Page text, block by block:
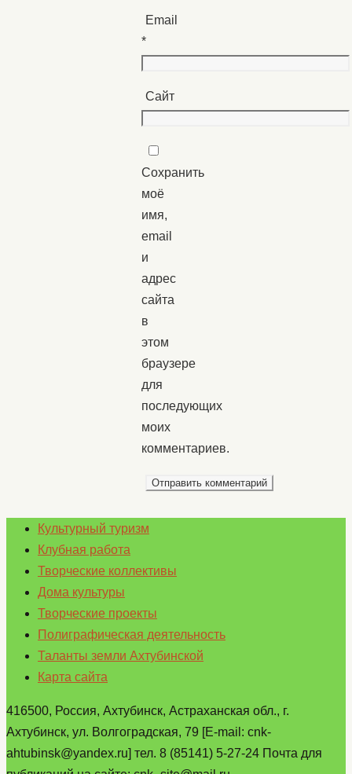
Email
*
Сайт
Сохранить
моё
имя,
email
и
адрес
сайта
в
этом
браузере
для
последующих
моих
комментариев.
Культурный туризм
Клубная работа
Творческие коллективы
Дома культуры
Творческие проекты
Полиграфическая деятельность
Таланты земли Ахтубинской
Карта сайта
416500, Россия, Ахтубинск, Астраханская обл., г.
Ахтубинск, ул. Волгоградская, 79 [E-mail: cnk-
ahtubinsk@yandex.ru] тел. 8 (85141) 5-27-24 Почта для